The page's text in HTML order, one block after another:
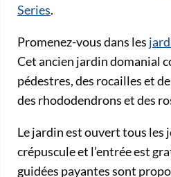
Series.
Promenez-vous dans les
Cet ancien jardin domanial
pédestres, des rocailles et
des rhododendrons et des
Le jardin est ouvert tous les
crépuscule et l’entrée est
guidées payantes sont